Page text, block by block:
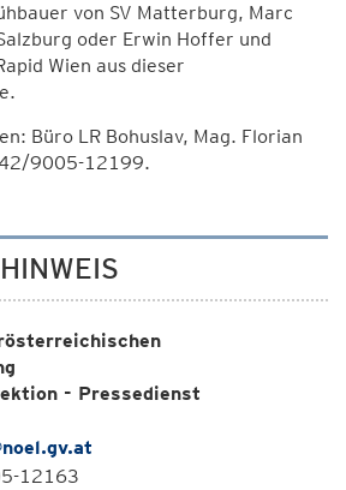
von SV Matterburg, Marc
oder Erwin Hoffer und
Wien aus dieser
Büro LR Bohuslav, Mag. Florian
9005-12199.
- Pressedienst
12163